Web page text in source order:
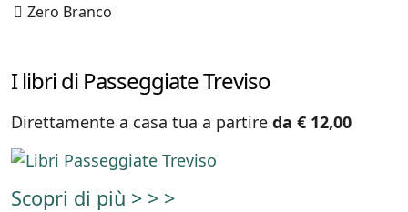
Zero Branco
I libri di Passeggiate Treviso
Direttamente a casa tua a partire da € 12,00
Scopri di più > > >